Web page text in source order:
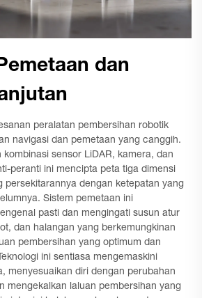
dan
peralatan pembersihan robotik
navigasi dan pemetaan yang canggih.
kombinasi sensor LiDAR, kamera, dan
peranti ini mencipta peta tiga dimensi
persekitarannya dengan ketepatan yang
Sistem pemetaan ini
pasti dan mengingati susun atur
dan halangan yang berkemungkinan
pembersihan yang optimum dan
ini sentiasa mengemaskini
menyesuaikan diri dengan perubahan
mengekalkan laluan pembersihan yang